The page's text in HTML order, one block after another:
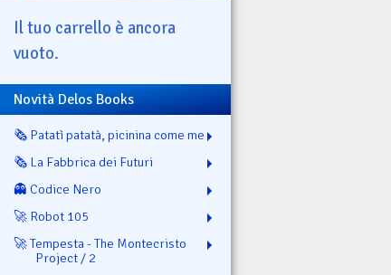
Il tuo carrello è ancora
vuoto.
Novità Delos Books
🗞️ Patatì patatà, picinina come me
🗞️ La Fabbrica dei Futuri
👻 Codice Nero
🚀 Robot 105
🚀 Tempesta - The Montecristo
Project / 2